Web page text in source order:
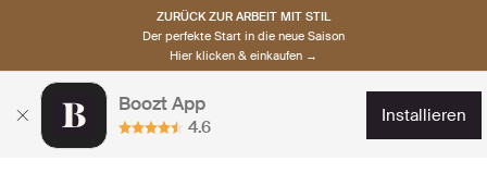
ZURÜCK ZUR ARBEIT MIT STIL
Der perfekte Start in die neue Saison
Hier klicken & einkaufen →
Boozt App
4.6
installieren